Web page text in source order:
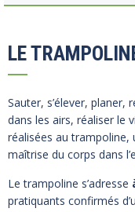
LE
Sauter, s’élever,
dans les airs, réaliser le
réalisées au trampoline,
maîtrise du corps dans
Le trampoline s’adresse
pratiquants confirmés